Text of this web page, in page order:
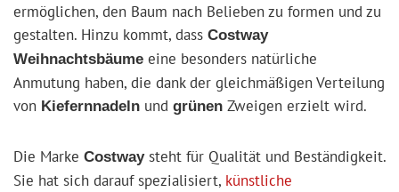
ermöglichen, den Baum nach Belieben zu formen und zu
gestalten. Hinzu kommt, dass Costway
Weihnachtsbäume eine besonders natürliche
Anmutung haben, die dank der gleichmäßigen Verteilung
von Kiefernnadeln und grünen Zweigen erzielt wird.
Die Marke Costwaysteht für Qualität und Beständigkeit.
Sie hat sich darauf spezialisiert, künstliche